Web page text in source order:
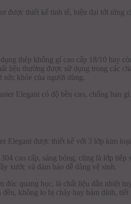
được thiết kế tinh tế, hiện đại tới
thép không gỉ cao cấp 18/10 hay
liệu thường được sử dụng trong các
sức khỏe của người dùng.
Elegant có độ bền cao, chống han
Elegant được thiết kế với 3 lớp kim
cao cấp, sáng bóng, cũng là lớp
xước và đảm bảo dễ dàng vệ sinh.
đúc quang học, là chất liệu dẫn nhiệt
đều, không lo bị cháy hay bám dính,